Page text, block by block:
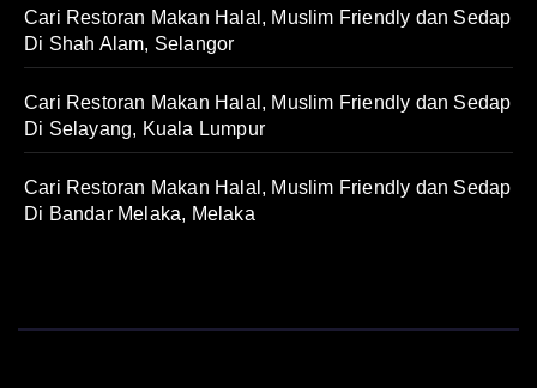
Cari Restoran Makan Halal, Muslim Friendly dan Sedap
Di Shah Alam, Selangor
Cari Restoran Makan Halal, Muslim Friendly dan Sedap
Di Selayang, Kuala Lumpur
Cari Restoran Makan Halal, Muslim Friendly dan Sedap
Di Bandar Melaka, Melaka